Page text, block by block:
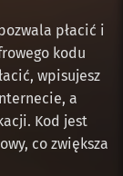
płacić i
kodu
wpisujesz
a
Kod jest
co zwiększa